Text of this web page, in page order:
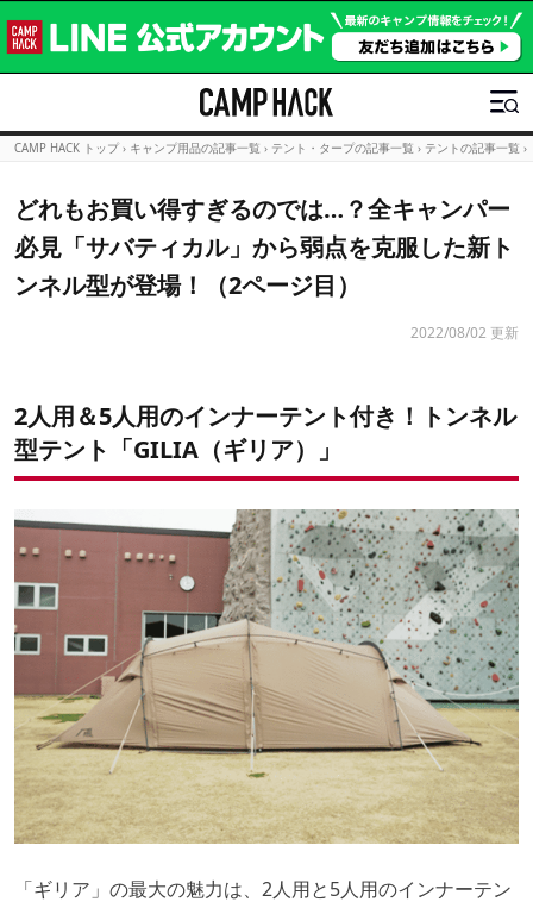
CAMP HACK トップ › キャンプ用品の記事一覧 › テント・タープの記事一覧 › テントの記事一覧 ›
どれもお買い得すぎるのでは…？全キャンパー
必見「サバティカル」から弱点を克服した新ト
ンネル型が登場！（2ページ目）
2022/08/02 更新
2人用＆5人用のインナーテント付き！トンネル
型テント「GILIA（ギリア）」
「ギリア」の最大の魅力は、2人用と5人用のインナーテン